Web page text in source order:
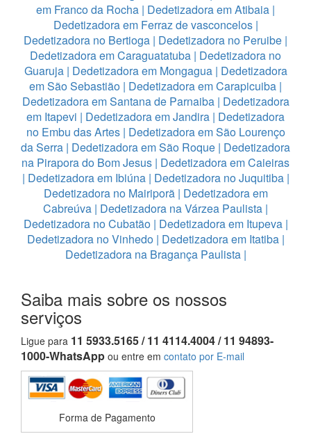
em Franco da Rocha | Dedetizadora em Atibaia |
Dedetizadora em Ferraz de vasconcelos|
Dedetizadora no Bertioga | Dedetizadora no Peruibe |
Dedetizadora em Caraguatatuba | Dedetizadora no
Guaruja| Dedetizadora em Mongagua| Dedetizadora
em São Sebastião | Dedetizadora em Carapicuiba |
Dedetizadora em Santana de Parnaiba| Dedetizadora
em Itapevi | Dedetizadora em Jandira | Dedetizadora
no Embu das Artes| Dedetizadora em São Lourenço
da Serra | Dedetizadora em São Roque | Dedetizadora
na Pirapora do Bom Jesus | Dedetizadora em Caieiras
| Dedetizadora em Ibiúna| Dedetizadora no Juquitiba|
Dedetizadora no Mairiporã| Dedetizadora em
Cabreúva | Dedetizadora na Várzea Paulista |
Dedetizadora no Cubatão| Dedetizadora em Itupeva|
Dedetizadora no Vinhedo| Dedetizadora em Itatiba|
Dedetizadora na Bragança Paulista|
Saiba mais sobre os nossos
serviços
Ligue para 11 5933.5165 / 11 4114.4004 / 11 94893-
1000-WhatsApp ou entre em contato por E-mail
Forma de Pagamento